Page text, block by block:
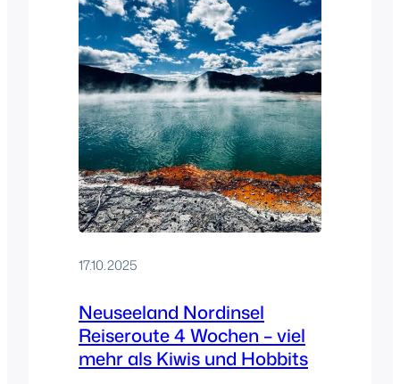
17.10.2025
Neuseeland Nordinsel
Reiseroute 4 Wochen – viel
mehr als Kiwis und Hobbits